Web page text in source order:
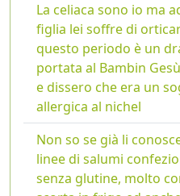
La celiaca sono io ma
figlia lei soffre di
questo periodo è un
portata al Bambin
e dissero che era un
allergica al nichel
Non so se già li
linee di salumi
senza glutine, molto